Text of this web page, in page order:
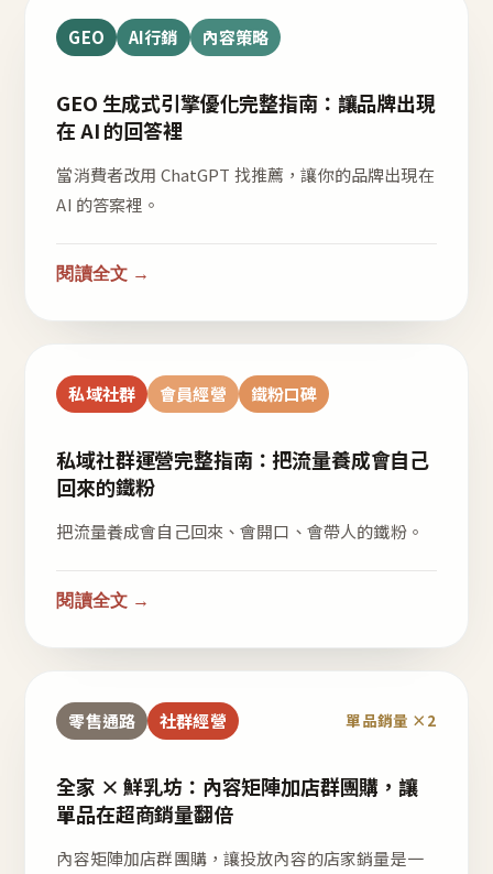
GEO AI行銷 內容策略
GEO 生成式引擎優化完整指南：讓品牌出現
在 AI 的回答裡
當消費者改用 ChatGPT 找推薦，讓你的品牌出現在
AI 的答案裡。
閱讀全文 →
私域社群 會員經營 鐵粉口碑
私域社群運營完整指南：把流量養成會自己
回來的鐵粉
把流量養成會自己回來、會開口、會帶人的鐵粉。
閱讀全文 →
零售通路 社群經營 單品銷量 ×2
全家 × 鮮乳坊：內容矩陣加店群團購，讓
單品在超商銷量翻倍
內容矩陣加店群團購，讓投放內容的店家銷量是一